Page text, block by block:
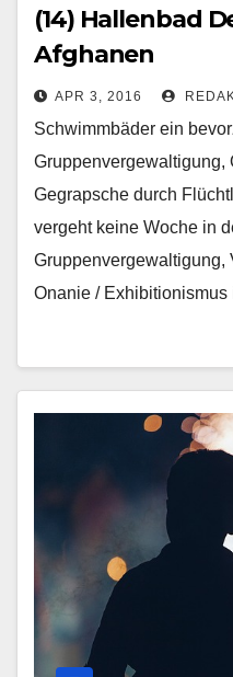
(14) Hallenbad
Afghanen
APR 3, 2016
Schwimmbäder ein
Gruppenvergewaltigung,
Gegrapsche durch
vergeht keine Woche in
Gruppenvergewaltigung,
Onanie /